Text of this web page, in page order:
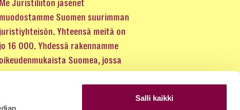
Salli kaikki
Me Juristiliiton jäsenet
muodostamme Suomen suurimman
juristiyhteisön. Yhteensä meitä on
jo 16 000. Yhdessä rakennamme
oikeudenmukaista Suomea, jossa